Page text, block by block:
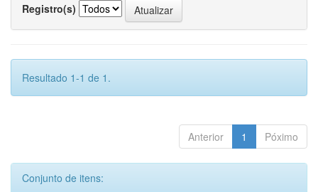
Registro(s)
Resultado 1-1 de 1.
Anterior 1 Póximo
Conjunto de itens: